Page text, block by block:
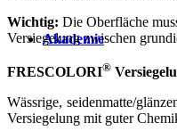
Akademie
Wichtig: Die Oberfläche
Versiegelung zwischen
FRESCOLORI®
Wässrige, seidenmatte/
Versiegelung mit guter